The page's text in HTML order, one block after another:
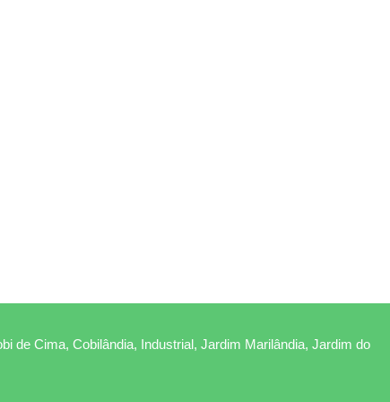
de Cima, Cobilândia, Industrial, Jardim Marilândia, Jardim do